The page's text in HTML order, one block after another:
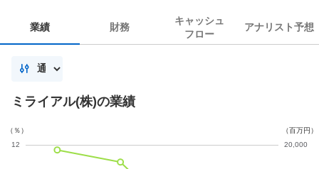
業績 財務
キャッシュ
フロー
アナリスト予想
ミライアル(株)の業績